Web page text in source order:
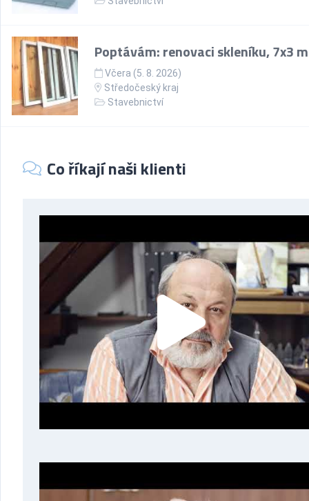
Poptávám: renovaci skleníku, 7x3 m
Včera (5. 8. 2026)
Středočeský kraj
Stavebnictví
Co říkají naši klienti